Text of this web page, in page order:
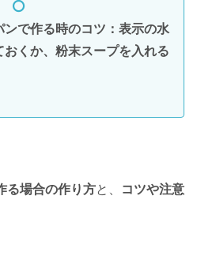
で作る時のコツ： 表示の水
くか、粉末スープを入れる
る場合の作り方と、
コツや注意